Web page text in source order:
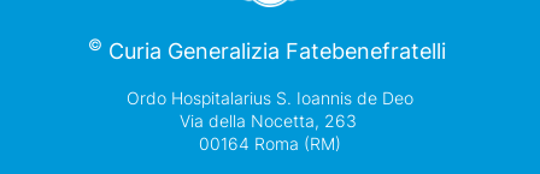
© Curia Generalizia Fatebenefratelli
Ordo Hospitalarius S. Ioannis de Deo
Via della Nocetta, 263
00164 Roma (RM)